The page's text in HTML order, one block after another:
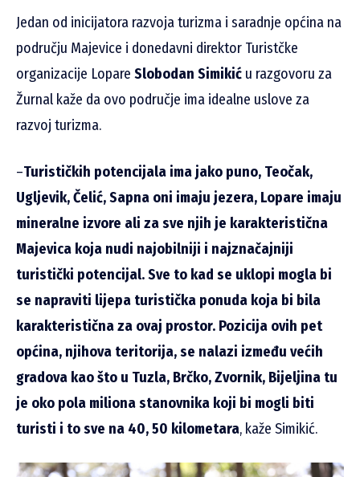
Jedan od inicijatora razvoja turizma i saradnje općina na
području Majevice i donedavni direktor Turistčke
organizacije Lopare Slobodan Simikić u razgovoru za
Žurnal kaže da ovo područje ima idealne uslove za
razvoj turizma.
–Turističkih potencijala ima jako puno, Teočak,
Ugljevik, Čelić, Sapna oni imaju jezera, Lopare imaju
mineralne izvore ali za sve njih je karakteristična
Majevica koja nudi najobilniji i najznačajniji
turistički potencijal. Sve to kad se uklopi mogla bi
se napraviti lijepa turistička ponuda koja bi bila
karakteristična za ovaj prostor. Pozicija ovih pet
općina, njihova teritorija, se nalazi između većih
gradova kao što u Tuzla, Brčko, Zvornik, Bijeljina tu
je oko pola miliona stanovnika koji bi mogli biti
turisti i to sve na 40, 50 kilometara, kaže Simikić.